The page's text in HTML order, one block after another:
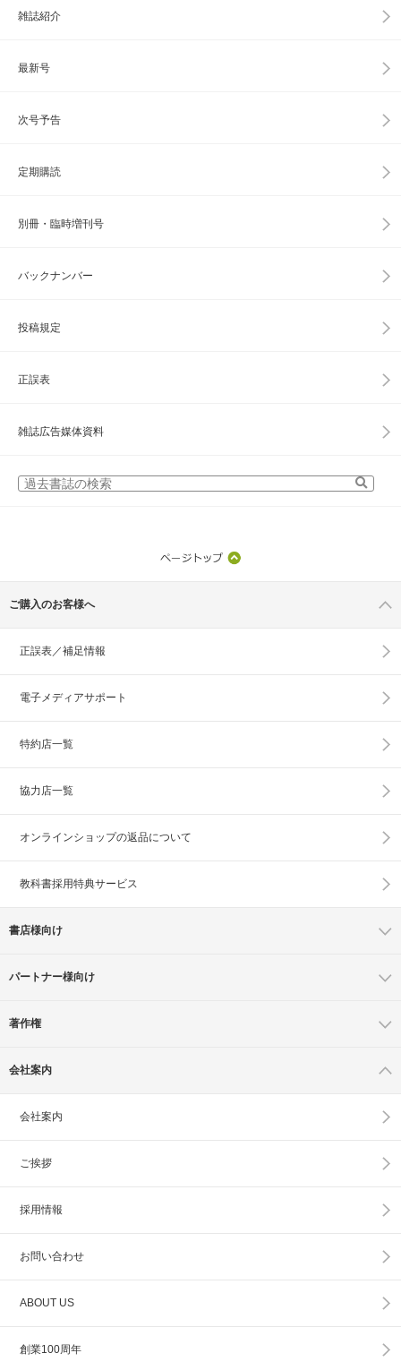
雑誌紹介
最新号
次号予告
定期購読
別冊・臨時増刊号
バックナンバー
投稿規定
正誤表
雑誌広告媒体資料
ご購入のお客様へ
正誤表／補足情報
電子メディアサポート
特約店一覧
協力店一覧
オンラインショップの返品について
教科書採用特典サービス
書店様向け
パートナー様向け
著作権
会社案内
会社案内
ご挨拶
採用情報
お問い合わせ
ABOUT US
創業100周年